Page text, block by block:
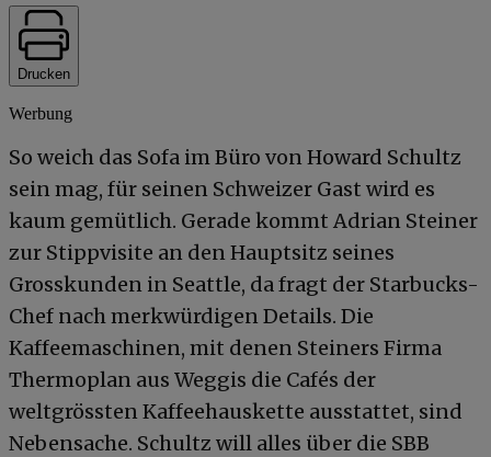
Drucken
Werbung
So weich das Sofa im Büro von Howard Schultz
sein mag, für seinen Schweizer Gast wird es
kaum gemütlich. Gerade kommt Adrian Steiner
zur Stippvisite an den Hauptsitz seines
Grosskunden in Seattle, da fragt der Starbucks-
Chef nach merkwürdigen Details. Die
Kaffeemaschinen, mit denen Steiners Firma
Thermoplan aus Weggis die Cafés der
weltgrössten Kaffeehauskette ausstattet, sind
Nebensache. Schultz will alles über die SBB